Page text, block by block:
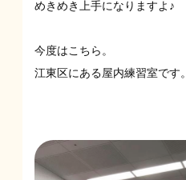
めきめき上手になりますよ♪
今度はこちら。
江東区にある屋内練習室です。